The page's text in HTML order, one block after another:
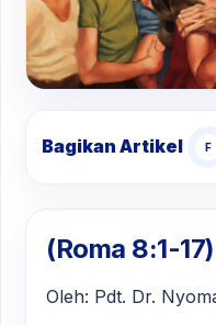
Bagikan Artikel F
(Roma 8:1-17)
Oleh: Pdt. Dr.